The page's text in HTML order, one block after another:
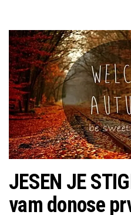
JESEN JE
vam donose